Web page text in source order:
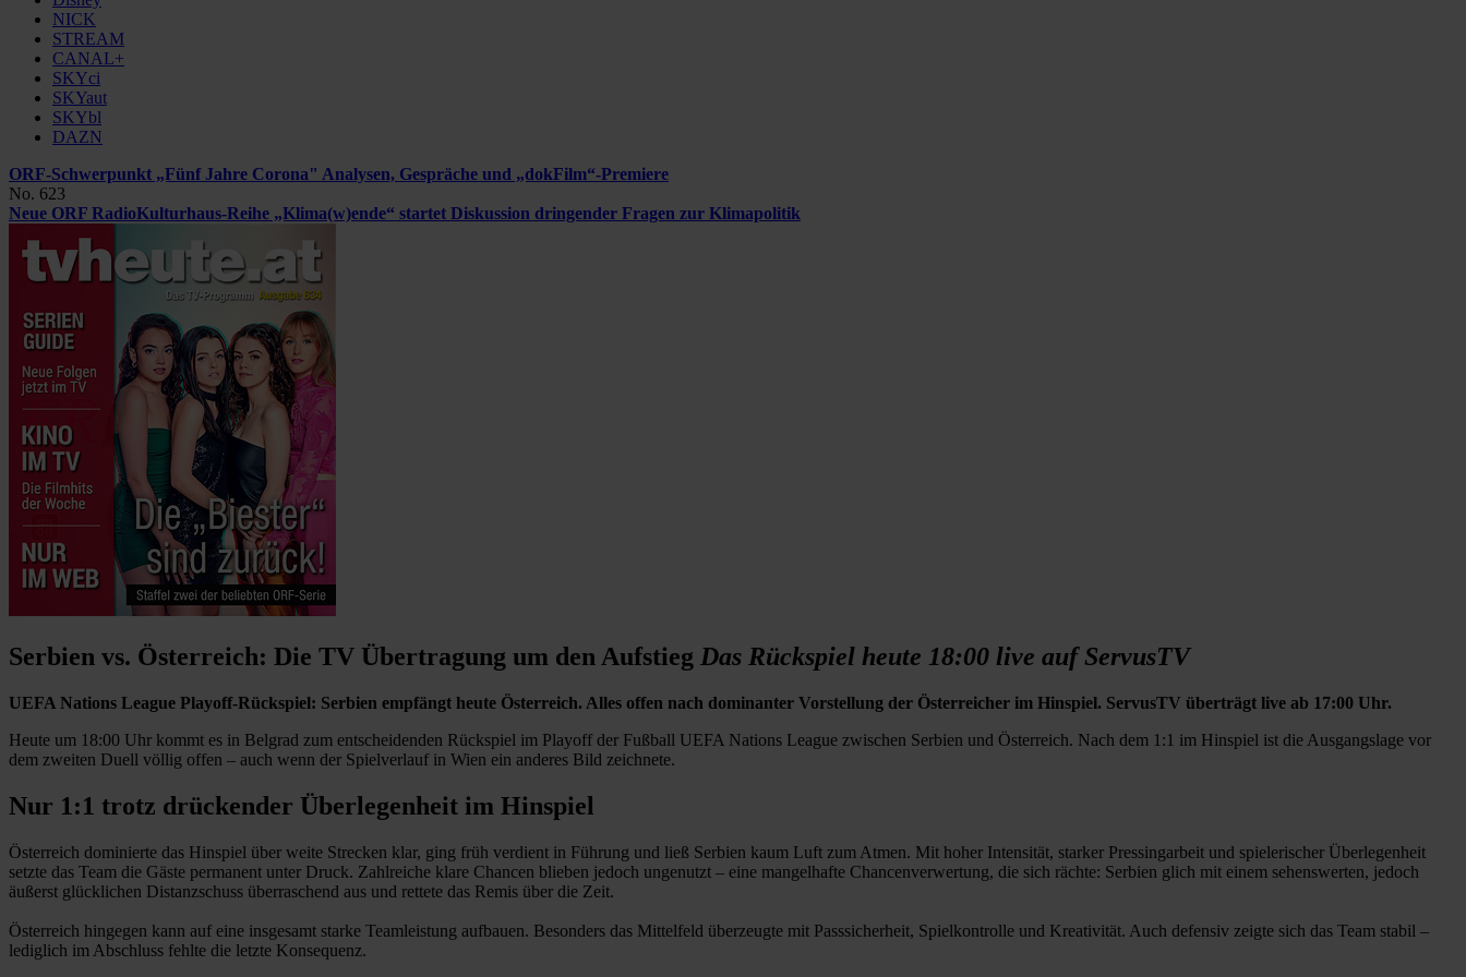
NICK
STREAM
CANAL+
SKYci
SKYaut
SKYbl
DAZN
ORF-Schwerpunkt „Fünf Jahre Corona" Analysen, Gespräche und „dokFilm“-Premiere
No. 623
Neue ORF RadioKulturhaus-Reihe „Klima(w)ende“ startet Diskussion dringender Fragen zur Klimapolitik
Serbien vs. Österreich: Die TV Übertragung um den Aufstieg Das Rückspiel heute 18:00 live auf ServusTV
UEFA Nations League Playoff-Rückspiel: Serbien empfängt heute Österreich. Alles offen nach dominanter Vorstellung der Österreicher im Hinspiel. ServusTV überträgt live ab 17:00 Uhr.
Heute um 18:00 Uhr kommt es in Belgrad zum entscheidenden Rückspiel im Playoff der Fußball UEFA Nations League zwischen Serbien und Österreich. Nach dem 1:1 im Hinspiel ist die Ausgangslage vor
dem zweiten Duell völlig offen – auch wenn der Spielverlauf in Wien ein anderes Bild zeichnete.
Nur 1:1 trotz drückender Überlegenheit im Hinspiel
Österreich dominierte das Hinspiel über weite Strecken klar, ging früh verdient in Führung und ließ Serbien kaum Luft zum Atmen. Mit hoher Intensität, starker Pressingarbeit und spielerischer Überlegenheit
setzte das Team die Gäste permanent unter Druck. Zahlreiche klare Chancen blieben jedoch ungenutzt – eine mangelhafte Chancenverwertung, die sich rächte: Serbien glich mit einem sehenswerten, jedoch
äußerst glücklichen Distanzschuss überraschend aus und rettete das Remis über die Zeit.
Österreich hingegen kann auf eine insgesamt starke Teamleistung aufbauen. Besonders das Mittelfeld überzeugte mit Passsicherheit, Spielkontrolle und Kreativität. Auch defensiv zeigte sich das Team stabil –
lediglich im Abschluss fehlte die letzte Konsequenz.